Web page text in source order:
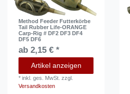
Method Feeder Futterkörbe
Tail Rubber Life-ORANGE
Carp-Rig # DF2 DF3 DF4
DF5 DF6
ab 2,15 € *
Artikel anzeigen
*inkl. ges. MwSt. zzgl.
Versandkosten